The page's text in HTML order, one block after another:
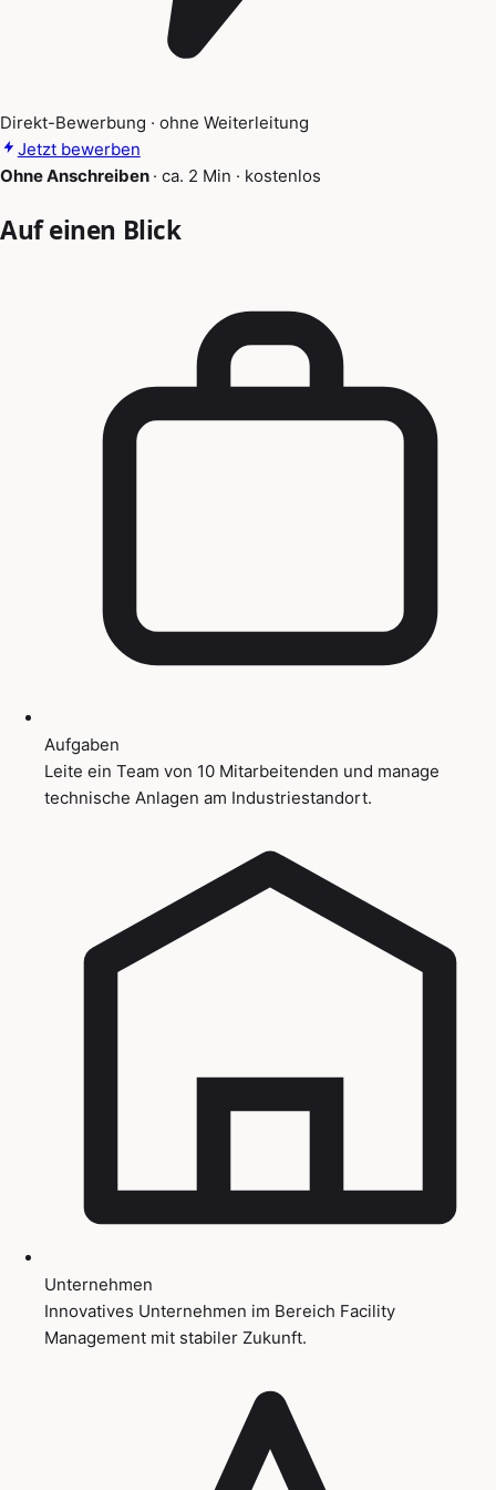
Direkt-Bewerbung · ohne Weiterleitung
Jetzt bewerben
Ohne Anschreiben · ca. 2 Min · kostenlos
Auf einen Blick
Aufgaben
Leite ein Team von 10 Mitarbeitenden und manage
technische Anlagen am Industriestandort.
Unternehmen
Innovatives Unternehmen im Bereich Facility
Management mit stabiler Zukunft.